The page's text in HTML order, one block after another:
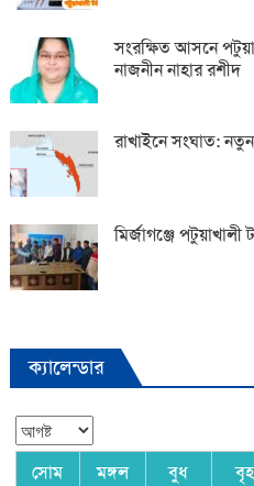
সংরক্ষিত আসনে
নাজনীন নাহার রশীদ
রাখাইনে সংঘাত: নতুন
মির্জাগঞ্জে
ক্যালেন্ডার
সোম মঙ্গল বুধ বৃহ